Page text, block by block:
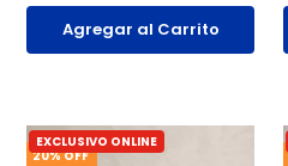
Agregar al Carrito
20% OFF
EXCLUSIVO ONLINE